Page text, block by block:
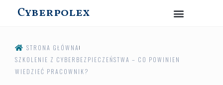
Cyberpolex
STRONA GŁÓWNA
SZKOLENIE Z CYBERBEZPIECZEŃSTWA – CO POWINIEN
WIEDZIEĆ PRACOWNIK?